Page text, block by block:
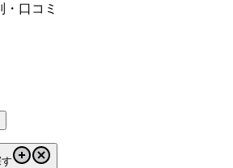
・口コミ